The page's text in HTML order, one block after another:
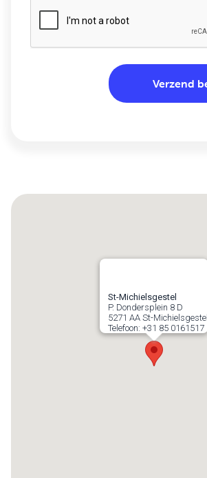
St-Michielsgestel
P. Dondersplein 8 D
5271 AA St-Michielsgestel
Telefoon: +31 85 0161517